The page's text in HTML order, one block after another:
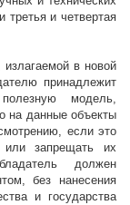
третья и четвертая
в новой
принадлежит
полезную модель,
на данные объекты
если это
запрещать их
должен
без нанесения
и государства